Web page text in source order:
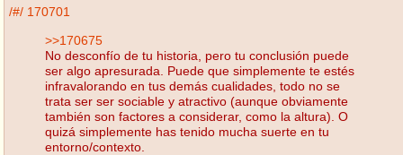
/#/ 170701
>>170675
No desconfío de tu historia, pero tu conclusión puede
ser algo apresurada. Puede que simplemente te estés
infravalorando en tus demás cualidades, todo no se
trata ser ser sociable y atractivo (aunque obviamente
también son factores a considerar, como la altura). O
quizá simplemente has tenido mucha suerte en tu
entorno/contexto.